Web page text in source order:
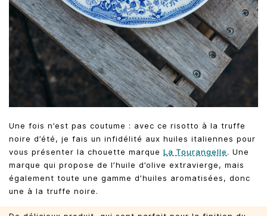
Une fois n’est pas coutume : avec ce risotto à la truffe
noire d’été, je fais un infidélité aux huiles italiennes pour
vous présenter la chouette marque La Tourangelle. Une
marque qui propose de l’huile d’olive extravierge, mais
également toute une gamme d’huiles aromatisées, donc
une à la truffe noire.